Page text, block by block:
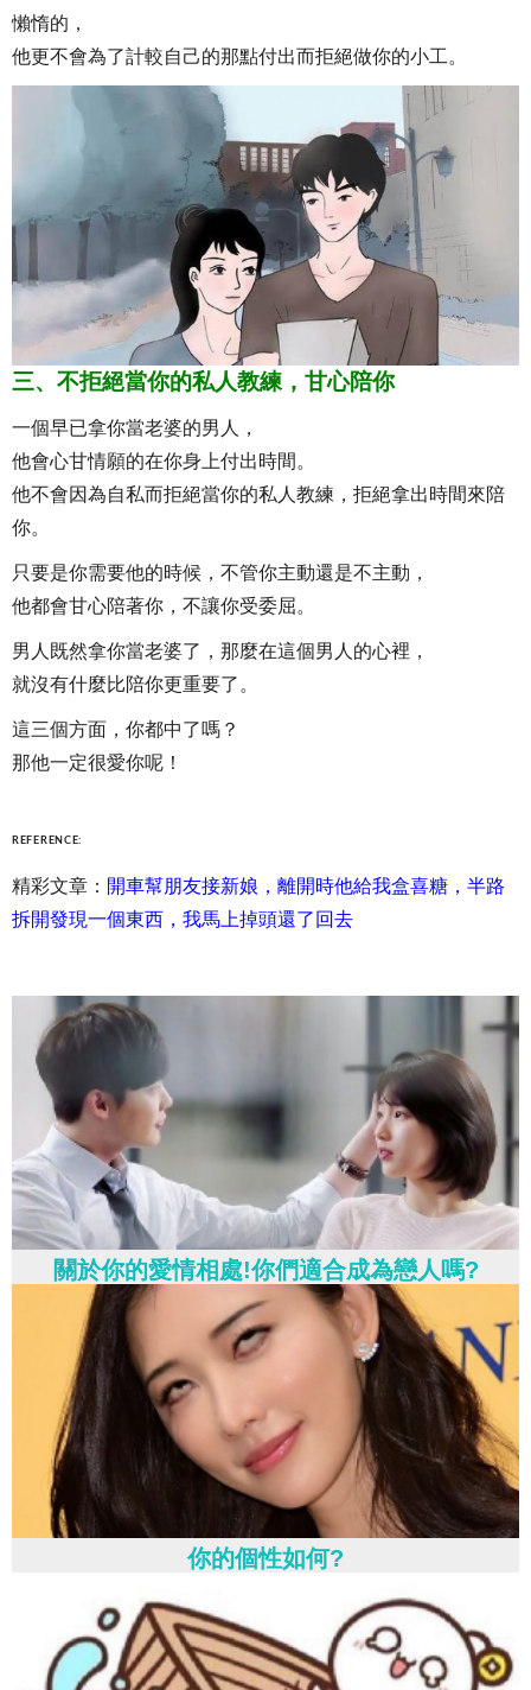
懶惰的，
他更不會為了計較自己的那點付出而拒絕做你的小工。
三、不拒絕當你的私人教練，甘心陪你
一個早已拿你當老婆的男人，
他會心甘情願的在你身上付出時間。
他不會因為自私而拒絕當你的私人教練，拒絕拿出時間來陪
你。
只要是你需要他的時候，不管你主動還是不主動，
他都會甘心陪著你，不讓你受委屈。
男人既然拿你當老婆了，那麼在這個男人的心裡，
就沒有什麼比陪你更重要了。
這三個方面，你都中了嗎？
那他一定很愛你呢！
REFERENCE:
精彩文章： 開車幫朋友接新娘，離開時他給我盒喜糖，半路
拆開發現一個東西，我馬上掉頭還了回去
關於你的愛情相處!你們適合成為戀人嗎?
你的個性如何?